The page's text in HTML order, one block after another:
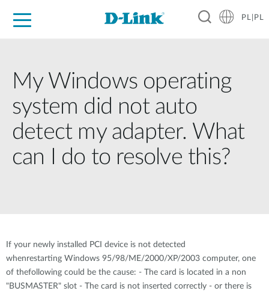
PL|PL
My Windows operating
system did not auto
detect my adapter. What
can I do to resolve this?
If your newly installed PCI device is not detected
whenrestarting Windows 95/98/ME/2000/XP/2003 computer, one
of thefollowing could be the cause: - The card is located in a non
"BUSMASTER" slot - The card is not inserted correctly - or there is